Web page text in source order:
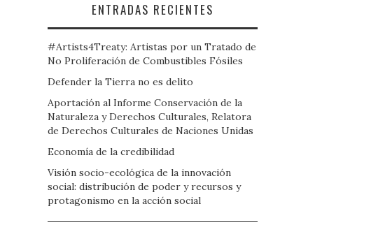
ENTRADAS RECIENTES
#Artists4Treaty: Artistas por un Tratado de
No Proliferación de Combustibles Fósiles
Defender la Tierra no es delito
Aportación al Informe Conservación de la
Naturaleza y Derechos Culturales, Relatora
de Derechos Culturales de Naciones Unidas
Economía de la credibilidad
Visión socio-ecológica de la innovación
social: distribución de poder y recursos y
protagonismo en la acción social